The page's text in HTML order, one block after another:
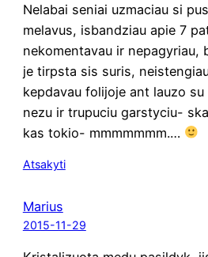
Nela­bai seniai uzma­ciau si
me­la­vus, isban­dziau apie 7
neko­men­ta­vau ir
je tirps­ta sis suris,
kep­da­vau foli­jo­je ant lau­zo
ne­zu ir tru­pu­ciu gars­ty­ciu-
kas tokio- mmmmmmm.…
Atsakyti
Marius
2015-11-29